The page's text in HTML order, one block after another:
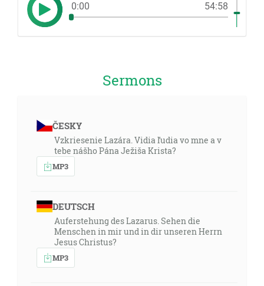
0:00 54:58
Sermons
ČESKY
Vzkriesenie Lazára. Vidia ľudia vo mne a v
tebe nášho Pána Ježiša Krista?
MP3
DEUTSCH
Auferstehung des Lazarus. Sehen die
Menschen in mir und in dir unseren Herrn
Jesus Christus?
MP3